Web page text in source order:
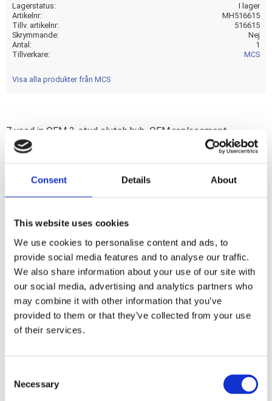
Consent Details About
This website uses cookies
We use cookies to personalise content and ads, to
provide social media features and to analyse our traffic.
We also share information about your use of our site with
our social media, advertising and analytics partners who
may combine it with other information that you’ve
provided to them or that they’ve collected from your use
of their services.
Necessary
Lagerstatus
I lager
Artikelnr
MH516615
Tillv. artikelnr
516615
Skrymmande
Nej
Antal
1
Tillverkare
MCS
Visa alla produkter från MCS
7 used in OEM 3-stud clutch hub. OEM replacement
reference 37585-41
Dela med dig
c
b
o
k
Omdömen
Du
Bli den första att lämna ett omdöme.